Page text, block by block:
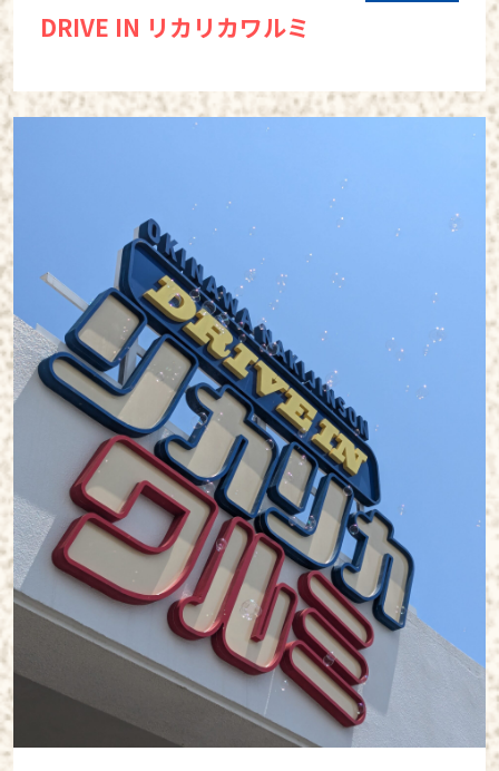
DRIVE IN リカリカワルミ